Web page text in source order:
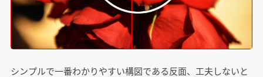
シンプルで一番わかりやすい構図である反面、工夫しないと